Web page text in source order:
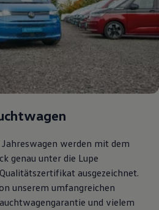
werden mit dem
genau unter die Lupe
ausgezeichnet.
unserem umfangreichen
und vielem